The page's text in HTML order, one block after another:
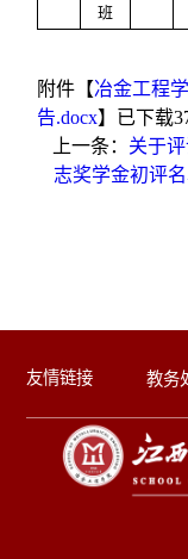
班
附件【冶金工程
告.docx】已下载
上一条： 关于
志奖学金初评
友情链接 教务